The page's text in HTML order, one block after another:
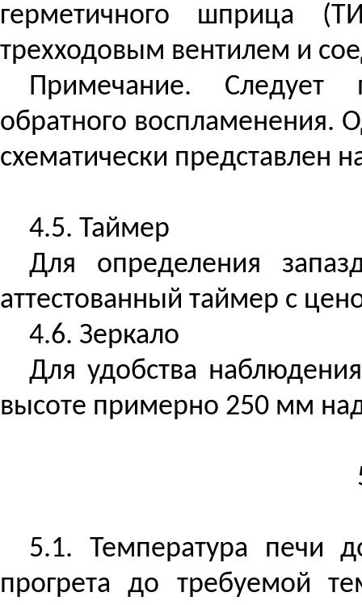
герметичного шприца
трехходовым вентилем и
Примечание. Следует
обратного воспламенения.
схематически представлен
4.5. Таймер
Для определения
аттестованный таймер с
4.6. Зеркало
Для удобства
высоте примерно 250 мм
5.1. Температура печи
прогрета до требуемой